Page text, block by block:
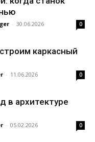
- 30.06.2026 0
каркасный
- 11.06.2026 0
в архитектуре
- 05.02.2026 0